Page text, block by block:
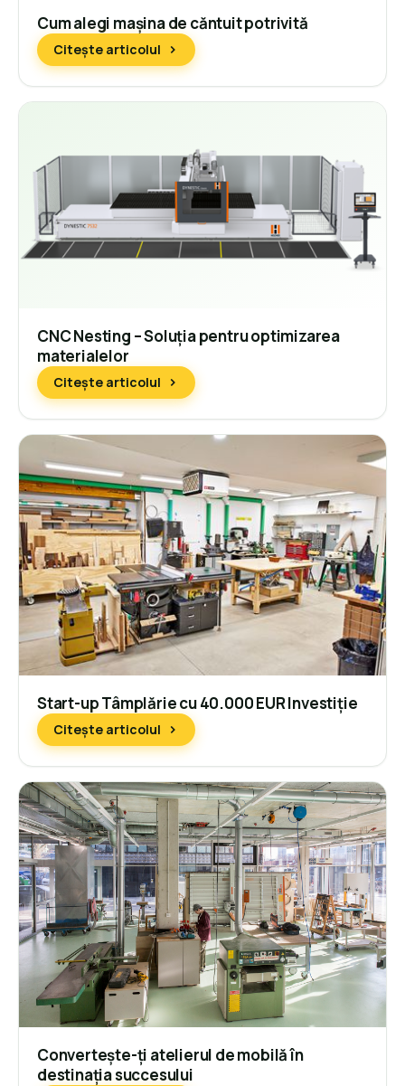
Cum alegi mașina de căntuit potrivită
Citește articolul
CNC Nesting – Soluția pentru optimizarea
materialelor
Citește articolul
Start-up Tâmplărie cu 40.000 EUR Investiție
Citește articolul
Convertește-ți atelierul de mobilă în
destinația succesului